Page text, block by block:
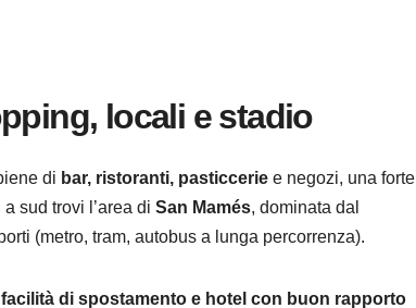
locali e stadio
di bar, ristoranti, pasticcerie e negozi, una forte
sud trovi l’area di San Mamés, dominata dal
(metro, tram, autobus a lunga percorrenza).
di spostamento e hotel con buon rapporto